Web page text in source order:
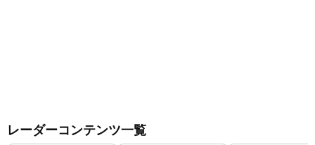
レーダーコンテンツ一覧